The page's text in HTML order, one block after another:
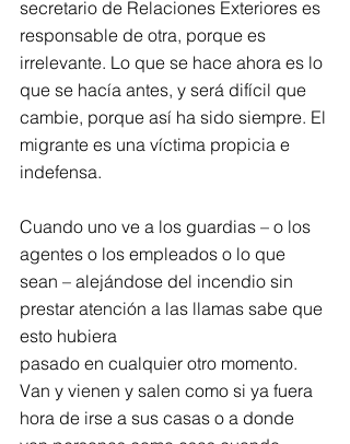
secretario de Relaciones Exteriores es
responsable de otra, porque es
irrelevante. Lo que se hace ahora es lo
que se hacía antes, y será difícil que
cambie, porque así ha sido siempre. El
migrante es una víctima propicia e
indefensa.
Cuando uno ve a los guardias – o los
agentes o los empleados o lo que
sean – alejándose del incendio sin
prestar atención a las llamas sabe que
esto hubiera
pasado en cualquier otro momento.
Van y vienen y salen como si ya fuera
hora de irse a sus casas o a donde